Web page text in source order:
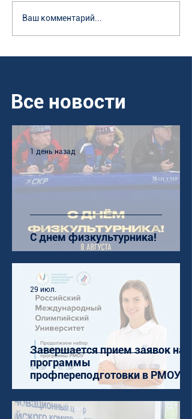
Ваш комментарий...
Все новости
С днем физкультурника!
1 день назад
Завершается прием заявок на
программы
профпереподготовки в РМОУ
29 июл.